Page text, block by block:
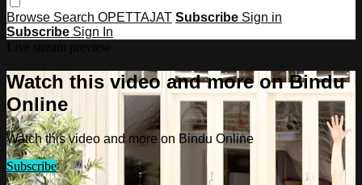
Browse Search OPETTAJAT Subscribe Sign in
Subscribe Sign In
Watch this video and more on Bindu
Online
Watch this video and more on Bindu Online
Subscribe